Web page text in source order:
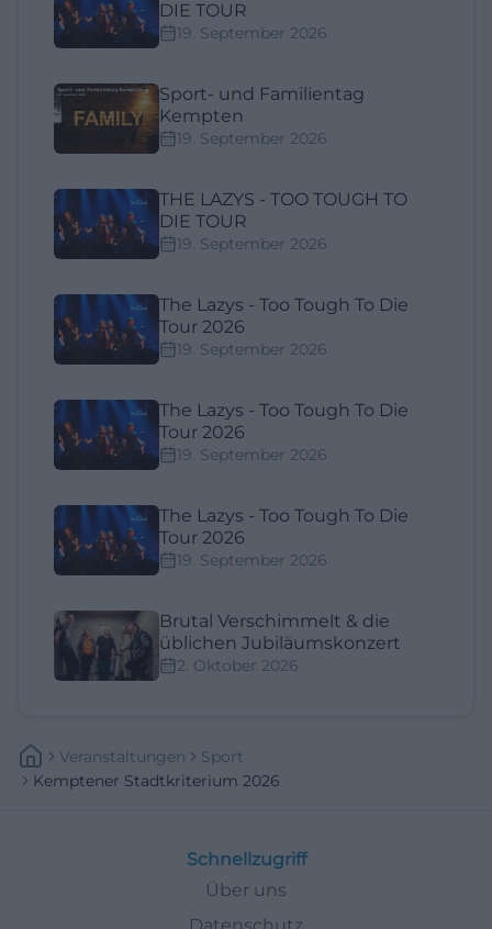
DIE TOUR
19. September 2026
Sport- und Familientag
Kempten
19. September 2026
THE LAZYS - TOO TOUGH TO
DIE TOUR
19. September 2026
The Lazys - Too Tough To Die
Tour 2026
19. September 2026
The Lazys - Too Tough To Die
Tour 2026
19. September 2026
The Lazys - Too Tough To Die
Tour 2026
19. September 2026
Brutal Verschimmelt & die
üblichen Jubiläumskonzert
2. Oktober 2026
Veranstaltungen
Sport
Kemptener Stadtkriterium 2026
Schnellzugriff
Über uns